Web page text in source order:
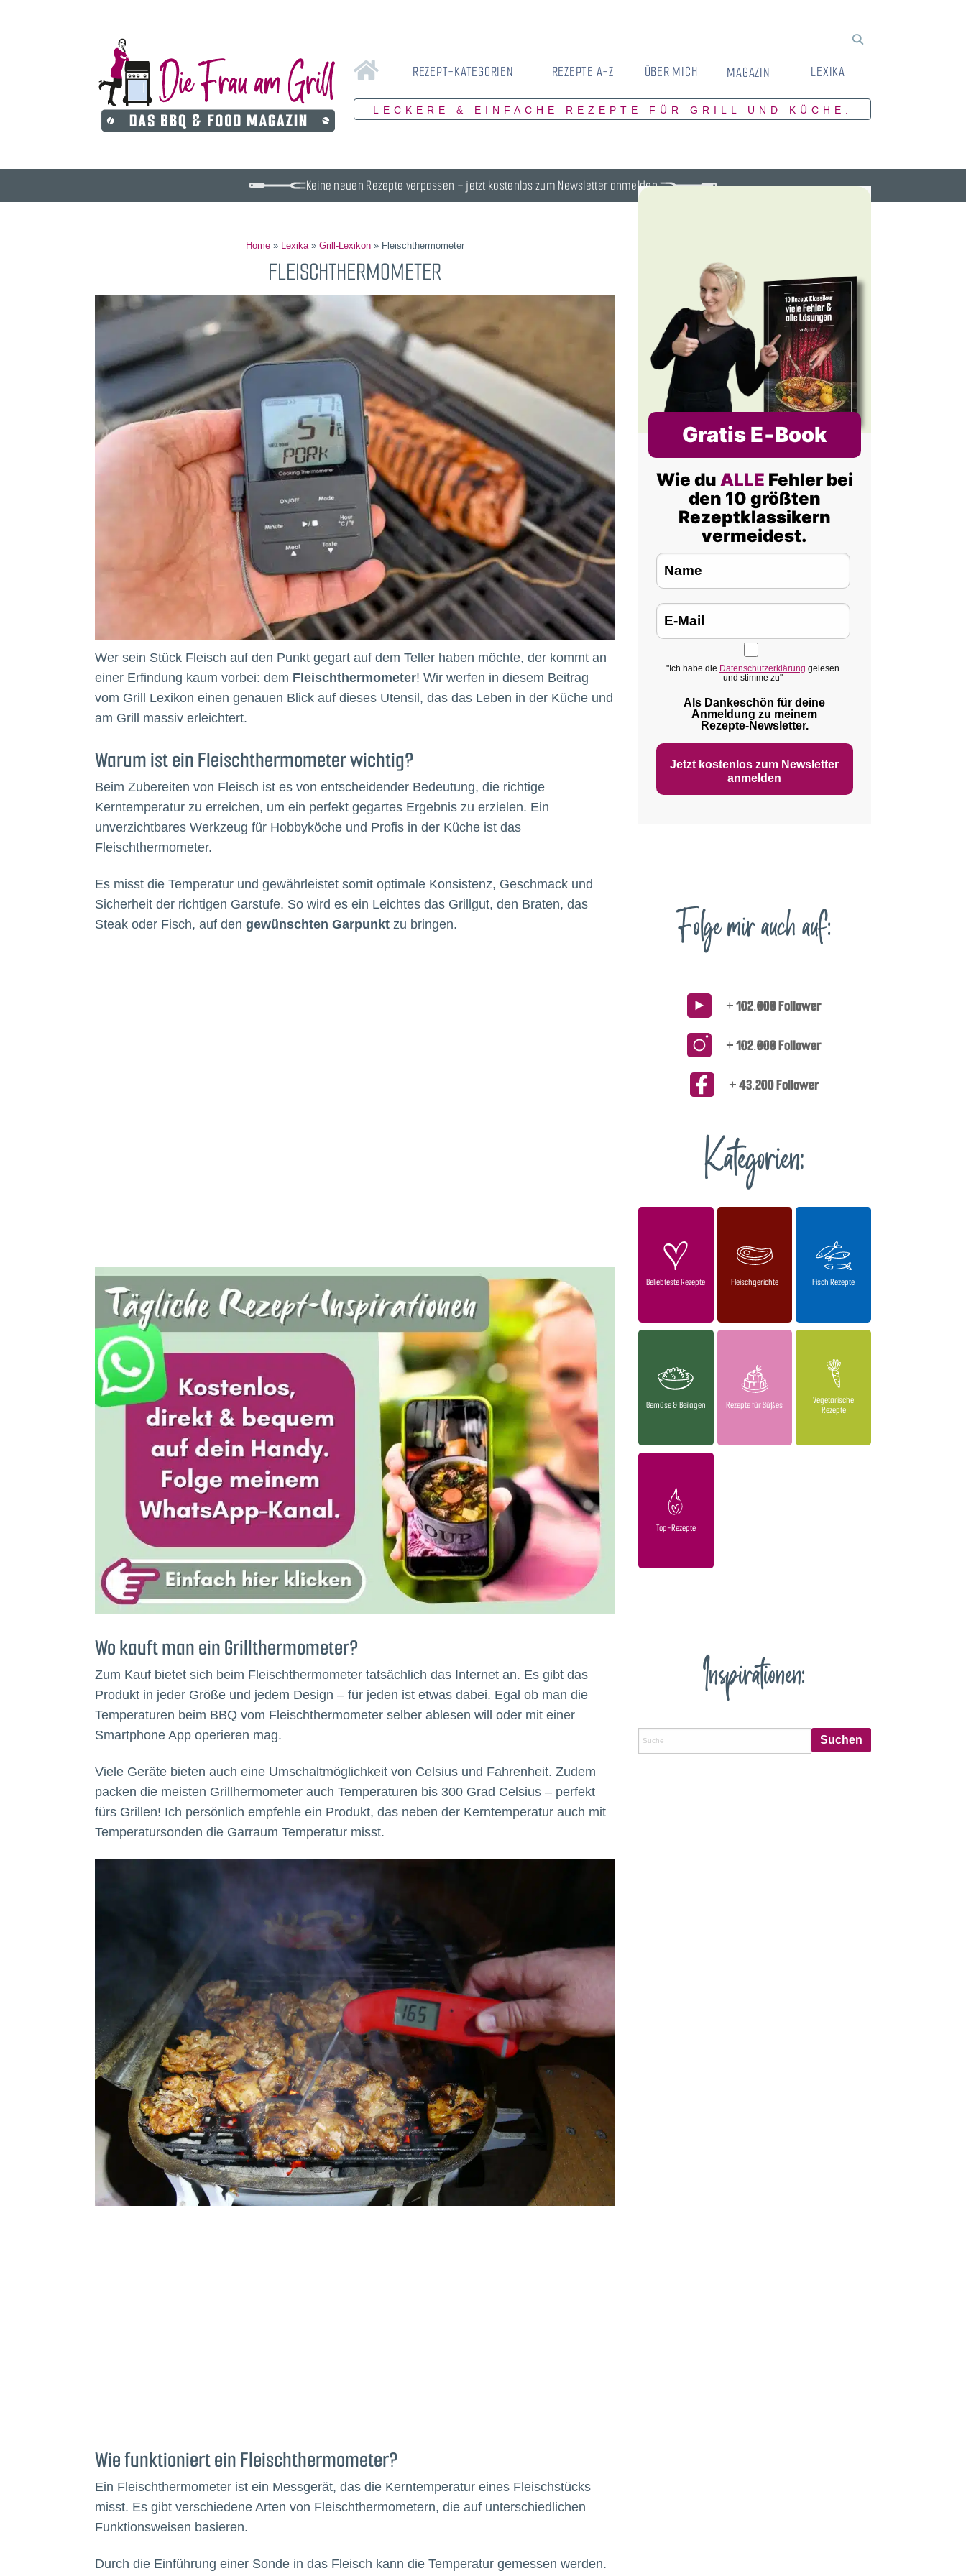
REZEPT-KATEGORIEN REZEPTE A-Z ÜBER MICH MAGAZIN LEXIKA
LECKERE & EINFACHE REZEPTE FÜR GRILL UND KÜCHE.
Keine neuen Rezepte verpassen – jetzt kostenlos zum Newsletter anmelden.
Home» Lexika» Grill-Lexikon» Fleischthermometer
FLEISCHTHERMOMETER
Wer sein Stück Fleisch auf den Punkt gegart auf dem Teller haben möchte, der kommt an
einer Erfindung kaum vorbei: dem Fleischthermometer! Wir werfen in diesem Beitrag
vom Grill Lexikon einen genauen Blick auf dieses Utensil, das das Leben in der Küche und
am Grill massiv erleichtert.
Warum ist ein Fleischthermometer wichtig?
Beim Zubereiten von Fleisch ist es von entscheidender Bedeutung, die richtige
Kerntemperatur zu erreichen, um ein perfekt gegartes Ergebnis zu erzielen. Ein
unverzichtbares Werkzeug für Hobbyköche und Profis in der Küche ist das
Fleischthermometer.
Es misst die Temperatur und gewährleistet somit optimale Konsistenz, Geschmack und
Sicherheit der richtigen Garstufe. So wird es ein Leichtes das Grillgut, den Braten, das
Steak oder Fisch, auf den gewünschten Garpunkt zu bringen.
Wo kauft man ein Grillthermometer?
Zum Kauf bietet sich beim Fleischthermometer tatsächlich das Internet an. Es gibt das
Produkt in jeder Größe und jedem Design – für jeden ist etwas dabei. Egal ob man die
Temperaturen beim BBQ vom Fleischthermometer selber ablesen will oder mit einer
Smartphone App operieren mag.
Viele Geräte bieten auch eine Umschaltmöglichkeit von Celsius und Fahrenheit. Zudem
packen die meisten Grillhermometer auch Temperaturen bis 300 Grad Celsius – perfekt
fürs Grillen! Ich persönlich empfehle ein Produkt, das neben der Kerntemperatur auch mit
Temperatursonden die Garraum Temperatur misst.
Wie funktioniert ein Fleischthermometer?
Ein Fleischthermometer ist ein Messgerät, das die Kerntemperatur eines Fleischstücks
misst. Es gibt verschiedene Arten von Fleischthermometern, die auf unterschiedlichen
Funktionsweisen basieren.
Durch die Einführung einer Sonde in das Fleisch kann die Temperatur gemessen werden.
Gratis E‑Book
Wie du ALLE Fehler bei
den 10 größten
Rezeptklassikern
vermeidest.
"Ich habe die Datenschutzerklärung gelesen
und stimme zu"
Als Dankeschön für deine
Anmeldung zu meinem
Rezepte‑Newsletter.
Jetzt kostenlos zum Newsletter
anmelden
Folge mir auch auf:
+ 102.000 Follower
+ 102.000 Follower
+ 43.200 Follower
Kategorien:
Beliebteste Rezepte Fleischgerichte Fisch Rezepte
Gemüse & Beilagen Rezepte für Süßes
Vegetarische
Rezepte
Top-Rezepte
Inspirationen: